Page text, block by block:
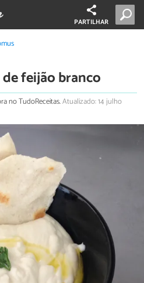
PARTILHAR
feijão branco
no TudoReceitas.Atualizado: 14 julho